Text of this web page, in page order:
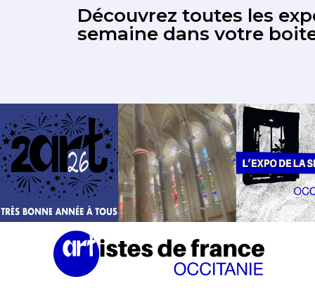
Découvrez toutes les
semaine dans votre